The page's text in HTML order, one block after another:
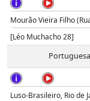
Mourão Vieira Filho
[Léo Muchacho 28]
Portuguesa
Luso-Brasileiro, Rio de